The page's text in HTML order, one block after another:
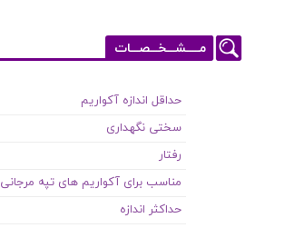
مـــــشـــخـــصـــات
حداقل اندازه آکواریم
سختی نگهداری
رفتار
مناسب برای آکواریم های تپه مرجانی
حداکثر اندازه